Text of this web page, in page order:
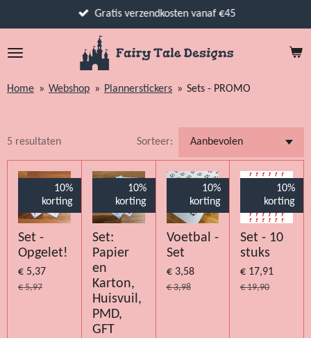
direct
naar
hoofdinhoud
Gratis verzendkosten vanaf €45
Home » Webshop » Plannerstickers » Sets - PROMO
5 resultaten Sorteer:
10%
korting
Set -
Opgelet!
€ 5,37
€ 5,97
10%
korting
Set:
Papier
en
Karton,
Huisvuil,
PMD,
GFT
10%
korting
Voetbal -
Set
€ 3,58
€ 3,98
10%
korting
Set - 10
stuks
€ 17,91
€ 19,90